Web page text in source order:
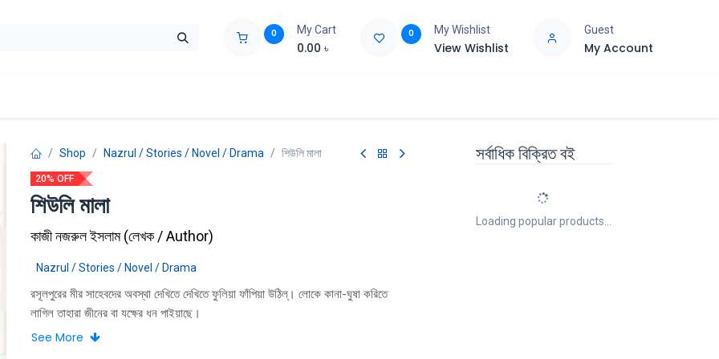
0 My Cart
0.00 ৳
0 My Wishlist
View Wishlist
Guest
My Account
Shop Nazrul / Stories / Novel / Drama শিউলি মালা
20% OFF
শিউলি মালা
কাজী নজরুল ইসলাম(লেখক / Author)
Nazrul / Stories / Novel / Drama
রসূলপুরের মীর সাহেবদের অবস্থা দেখিতে দেখিতে ফুলিয়া ফাঁপিয়া উঠিল্। লোকে কানা-ঘুষা করিতে
লাগিল তাহারা জীনের বা যক্ষের ধন পাইয়াছে।
See More
সর্বাধিক বিক্রিত বই
Loading popular products...